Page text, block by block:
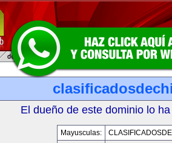
El dueño de este dominio lo
Mayusculas: